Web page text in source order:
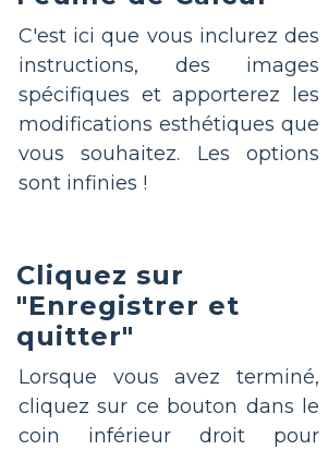
C'est ici que vous inclurez des
instructions, des images
spécifiques et apporterez les
modifications esthétiques que
vous souhaitez. Les options
sont infinies !
Cliquez sur
"Enregistrer et
quitter"
Lorsque vous avez terminé,
cliquez sur ce bouton dans le
coin inférieur droit pour